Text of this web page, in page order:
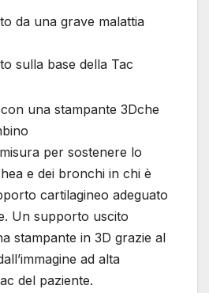
da una grave malattia
sulla base della Tac
una stampante 3Dche
per sostenere lo
e dei bronchi in chi è
cartilagineo adeguato
Un supporto uscito
stampante in 3D grazie al
ad alta
del paziente.